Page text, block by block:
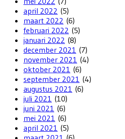
april 2022 (5)
maart 2022 (6)
februari 2022 (5)
januari 2022 (8)
december 2021 (7)
november 2021 (4)
oktober 2021 (6)
september 2021 (4)
augustus 2021 (6)
juli 2021 (10)
juni 2021 (6)
mei 2021 (6)
april 2021 (5)